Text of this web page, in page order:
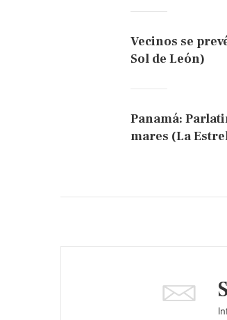
Vecinos se
Sol de León)
Panamá:
mares (La